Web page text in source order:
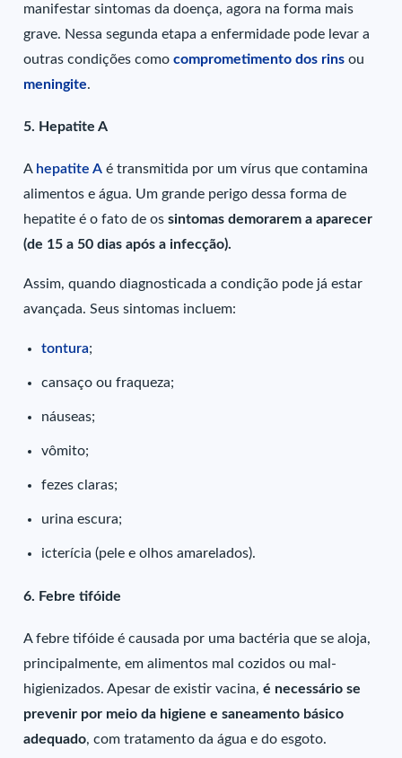
manifestar sintomas da doença, agora na forma mais
grave. Nessa segunda etapa a enfermidade pode levar a
outras condições comocomprometimento dos rins ou
meningite.
5. Hepatite A
A hepatite A é transmitida por um vírus que contamina
alimentos e água. Um grande perigo dessa forma de
hepatite é o fato de ossintomas demorarem a aparecer
(de 15 a 50 dias após a infecção).
Assim, quando diagnosticada a condição pode já estar
avançada. Seus sintomas incluem:
tontura;
cansaço ou fraqueza;
náuseas;
vômito;
fezes claras;
urina escura;
icterícia (pele e olhos amarelados).
6. Febre tifóide
A febre tifóide é causada por uma bactéria que se aloja,
principalmente, em alimentos mal cozidos ou mal-
higienizados. Apesar de existir vacina,é necessário se
prevenir por meio da higiene e saneamento básico
adequado, com tratamento da água e do esgoto.